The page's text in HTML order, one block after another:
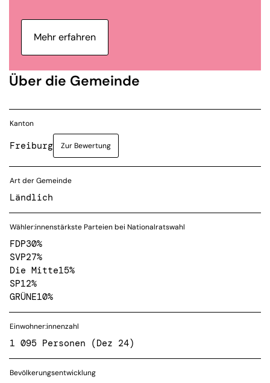
Mehr erfahren
Über die Gemeinde
Kanton
Freiburg Zur Bewertung
Art der Gemeinde
Ländlich
Wähler:innenstärkste Parteien bei Nationalratswahl
FDP30%
SVP27%
Die Mitte15%
SP12%
GRÜNE10%
Einwohner:innenzahl
1 095 Personen (Dez 24)
Bevölkerungsentwicklung